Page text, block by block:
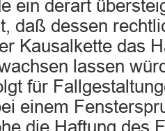
ein derart
daß dessen
Kausalkette das
lassen
für
einem
die Haftung des